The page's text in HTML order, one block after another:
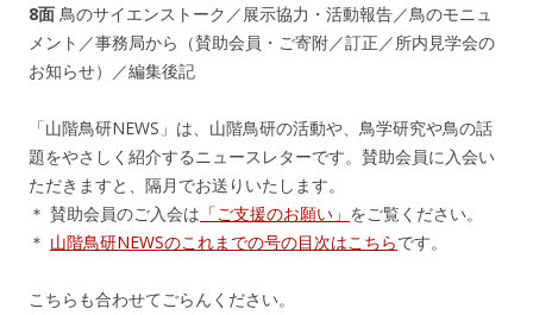
8面 鳥のサイエンストーク／展示協力・活動報告／鳥のモニュ
メント／事務局から（賛助会員・ご寄附／訂正／所内見学会の
お知らせ）／編集後記
「山階鳥研NEWS」は、山階鳥研の活動や、鳥学研究や鳥の話
題をやさしく紹介するニュースレターです。賛助会員に入会い
ただきますと、隔月でお送りいたします。
＊ 賛助会員のご入会は 「ご支援のお願い」 をご覧ください。
＊ 山階鳥研NEWSのこれまでの号の目次はこちらです。
こちらも合わせてごらんください。